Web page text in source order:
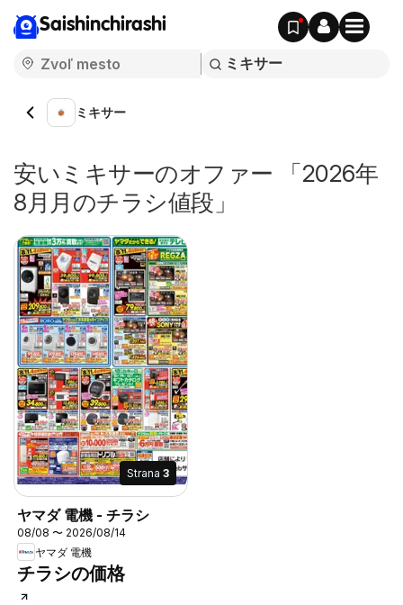
Saishinchirashi
ミキサー
安いミキサーのオファー 「2026年
8月月のチラシ値段」
Strana 3
ヤマダ 電機 - チラシ
08/08 〜 2026/08/14
ヤマダ 電機
チラシの価格